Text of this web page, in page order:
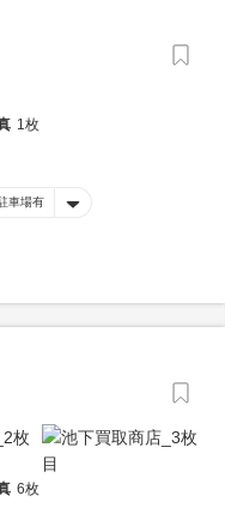
1枚
車場有
6枚